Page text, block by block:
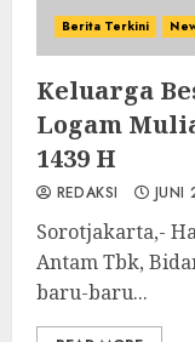
Berita Terkini
Keluarga
Logam
1439 H
REDAKSI JUNI
Sorotjakarta,-
Antam Tbk,
baru-baru...